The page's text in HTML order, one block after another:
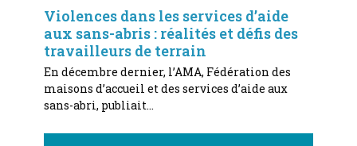
Violences dans les services d’aide
aux sans-abris : réalités et défis des
travailleurs de terrain
En décembre dernier, l’AMA, Fédération des
maisons d’accueil et des services d’aide aux
sans-abri, publiait…